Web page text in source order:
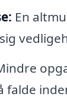
En
falde